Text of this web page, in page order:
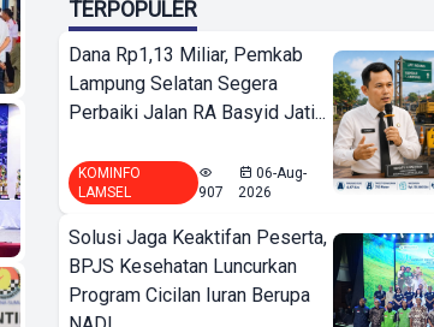
TERPOPULER
Dana Rp1,13 Miliar, Pemkab
Lampung Selatan Segera
Perbaiki Jalan RA Basyid Jati...
KOMINFO
LAMSEL
907
06-Aug-
2026
Solusi Jaga Keaktifan Peserta,
BPJS Kesehatan Luncurkan
Program Cicilan Iuran Berupa